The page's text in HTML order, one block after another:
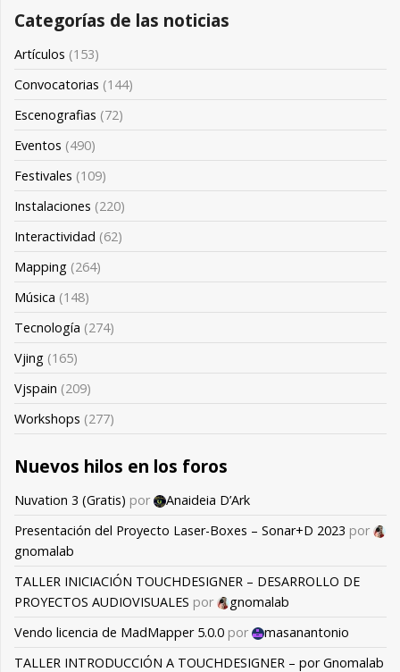
Categorías de las noticias
Artículos (153)
Convocatorias (144)
Escenografias (72)
Eventos (490)
Festivales (109)
Instalaciones (220)
Interactividad (62)
Mapping (264)
Música (148)
Tecnología (274)
Vjing (165)
Vjspain (209)
Workshops (277)
Nuevos hilos en los foros
Nuvation 3 (Gratis) por
Anaideia D’Ark
Presentación del Proyecto Laser-Boxes – Sonar+D 2023 por
gnomalab
TALLER INICIACIÓN TOUCHDESIGNER – DESARROLLO DE
PROYECTOS AUDIOVISUALES por
gnomalab
Vendo licencia de MadMapper 5.0.0 por
masanantonio
TALLER INTRODUCCIÓN A TOUCHDESIGNER – por Gnomalab